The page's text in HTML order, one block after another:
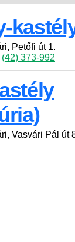
Petőfi út 1.
(42) 373-992
Vasvári Pál út